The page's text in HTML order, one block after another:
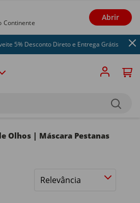
Continente
Abrir
Direto e Entrega Grátis
Olhos | Máscara Pestanas
Ordenar